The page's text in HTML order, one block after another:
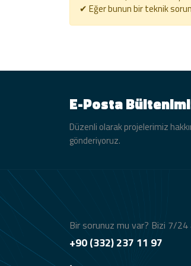
✔ Eğer bunun bir teknik
E-Posta
Düzenli olarak projelerimiz
gönderiyoruz.
Bir sorunuz mu var? Bizi 7/24
+90 (332) 237 11 97